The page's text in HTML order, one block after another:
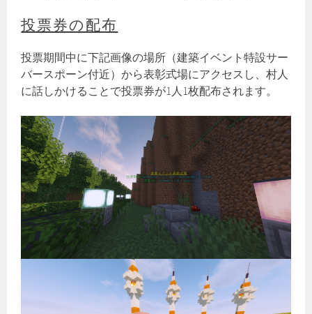
投票券の配布
投票期間中に下記画像の場所（建築イベント特設サー
バースポーン付近）から表彰式場にアクセスし、村人
に話しかけることで投票券が1人1枚配布されます。